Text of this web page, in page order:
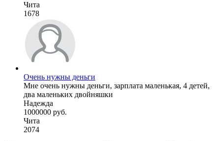
Чита
1678
Очень нужны деньги
Мне очень нужны деньги, зарплата маленькая, 4 детей,
два маленьких двойняшки
Надежда
1000000 руб.
Чита
2074